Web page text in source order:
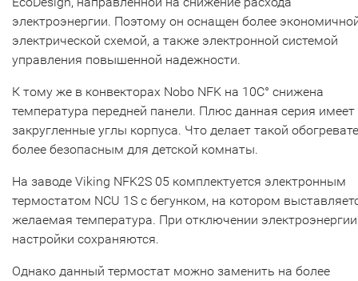
электроэнергии. Поэтому он оснащен более
электрической схемой, а также электронной системой
управления повышенной надежности.
К тому же в конвекторах Nobo NFK на 10С° снижена
температура передней панели. Плюс данная серия имеет
закругленные углы корпуса. Что делает такой
более безопасным для детской комнаты.
На заводе Viking NFK2S 05 комплектуется электронным
термостатом NCU 1S с бегунком, на котором
желаемая температура. При отключении
настройки сохраняются.
Однако данный термостат можно заменить на более